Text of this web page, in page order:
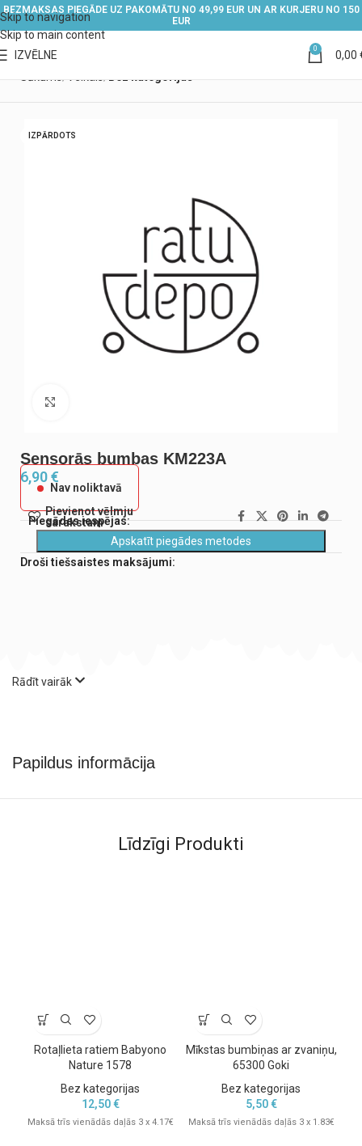
Skip to navigation
Skip to main content
BEZMAKSAS PIEGĀDE UZ PAKOMĀTU NO 49,99 EUR UN AR KURJERU NO 150
EUR
IZVĒLNE 0 0,00
IZPĀRDOTS
Sensorās bumbas KM223A
6,90€
Nav noliktavā
Pievienot vēlmju
sarakstam
Piegādes iespējas:
Apskatīt piegādes metodes
Droši tiešsaistes maksājumi:
Rādīt vairāk
Papildus informācija
Līdzīgi Produkti
Rotaļlieta ratiem Babyono
Nature 1578
Bez kategorijas
12,50€
Maksā trīs vienādās daļās 3 x 4.17€
Mīkstas bumbiņas ar zvaniņu,
65300 Goki
Bez kategorijas
5,50€
Maksā trīs vienādās daļās 3 x 1.83€